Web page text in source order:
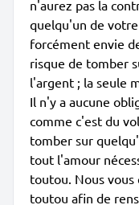
n'aurez pas la
quelqu'un de
forcément envie
risque de tomber
l'argent ; la seule
Il n'y a aucune
comme c'est du
tomber sur
tout l'amour
toutou. Nous vous
toutou afin de